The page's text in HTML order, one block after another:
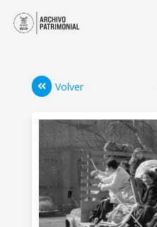
Volver